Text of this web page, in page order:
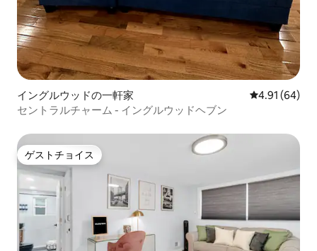
イングルウッドの一軒家 レビュー64
4.91 (64)
セントラルチャーム - イングルウッドヘブン
ゲストチョイス
ゲストチョイス